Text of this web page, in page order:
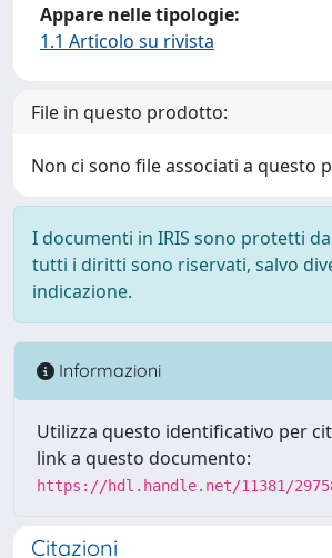
Appare nelle tipologie:
1.1 Articolo su rivista
File in questo prodotto:
Non ci sono file associati a questo
I documenti in IRIS sono protetti
tutti i diritti sono riservati, salvo
indicazione.
Informazioni
Utilizza questo identificativo per
link a questo documento:
https://hdl.handle.net/11381/
Citazioni